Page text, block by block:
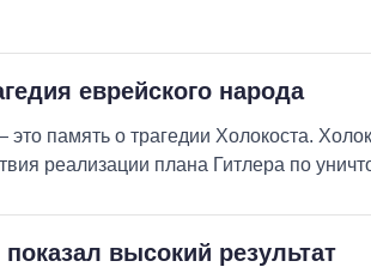
еврейского народа
память о трагедии Холокоста.
реализации плана Гитлера по
высокий результат